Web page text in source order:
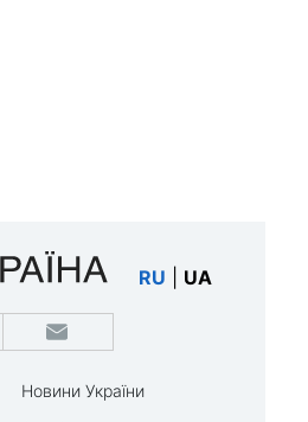
RU UA
Новини України